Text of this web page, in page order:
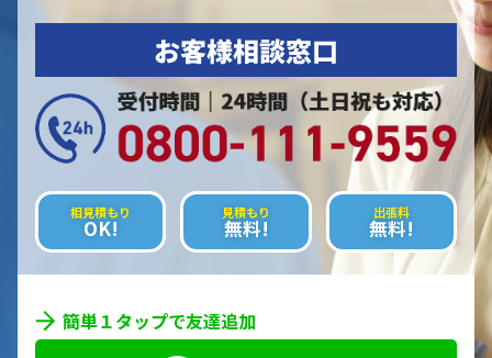
お客様相談窓口
相見積もり
OK!
見積もり
無料!
出張料
無料!
簡単１タップで友達追加